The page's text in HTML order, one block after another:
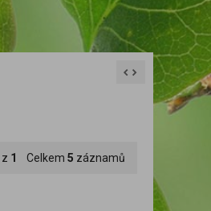
z 1 Celkem 5 záznamů